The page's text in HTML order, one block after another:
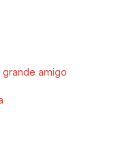
amigo